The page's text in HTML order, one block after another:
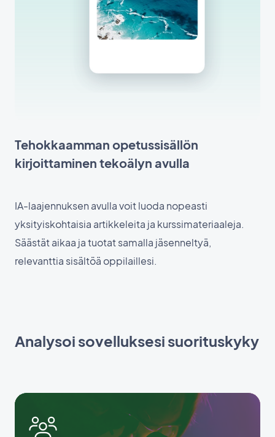
Tehokkaamman opetussisällön
kirjoittaminen tekoälyn avulla
IA-laajennuksen avulla voit luoda nopeasti
yksityiskohtaisia artikkeleita ja kurssimateriaaleja.
Säästät aikaa ja tuotat samalla jäsenneltyä,
relevanttia sisältöä oppilaillesi.
Analysoi sovelluksesi suorituskyky